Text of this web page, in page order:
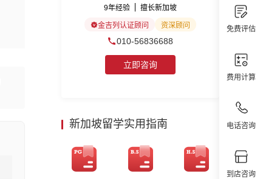
免费评估
费用计算
电话咨询
到店咨询
9年经验 擅长新加坡
金吉列认证顾问 资深顾问
010-56836688
立即咨询
新加坡留学实用指南